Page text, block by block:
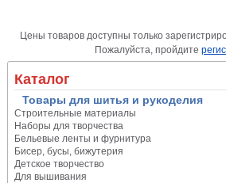
Цены товаров доступны только
Пожалуйста, пройдите
Каталог
Товары для шитья и рукоделия
Строительные материалы
Наборы для творчества
Бельевые ленты и фурнитура
Бисер, бусы, бижутерия
Детское творчество
Для вышивания